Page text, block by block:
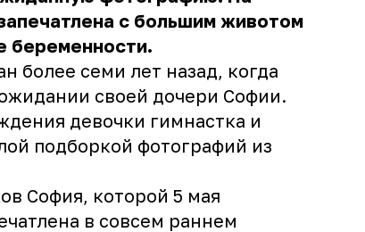
с большим животом
беременности.
более семи лет назад, когда
своей дочери Софии.
девочки гимнастка и
подборкой фотографий из
София, которой 5 мая
в совсем раннем